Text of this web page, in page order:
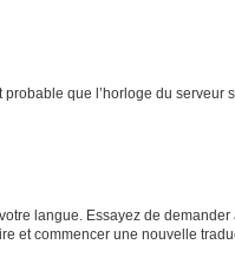
que l’horloge du
langue. Essayez de
et commencer une nouvelle